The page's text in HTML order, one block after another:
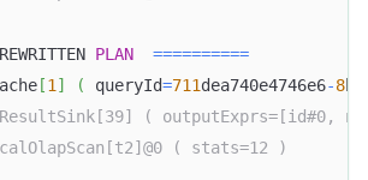
REWRITTEN PLAN ==========
[1 ] ( queryId=711dea740e4746e6-8
(
(